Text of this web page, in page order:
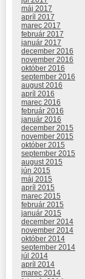
máj 2017
apríl 2017
marec 2017
február 2017
január 2017
december 2016
november 2016
október 2016
september 2016
august 2016
apríl 2016
marec 2016
február 2016
január 2016
december 2015
november 2015
október 2015
september 2015
august 2015
jún 2015
máj 2015
apríl 2015
marec 2015
február 2015
január 2015
december 2014
november 2014
október 2014
september 2014
júl 2014
apríl 2014
marec 2014